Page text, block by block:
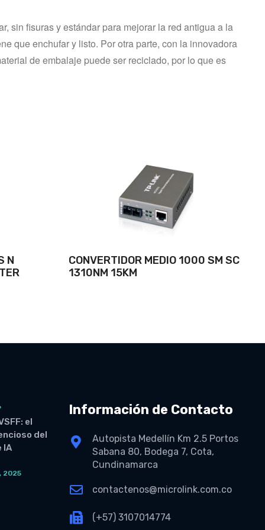
sin fisuras y estándar para mejorar la red antigua a la
que enchufar y listo. Por otra parte, con la innovadora
de embalaje puede ser reciclado, por lo que es
N
CONVERTIDOR MEDIO 1000 SM SC
1310NM 15KM
el
del
IA
2025
Información de Contacto
Autopista Medellín Km 2.5 Portos
Sabana 80, Bodega 7, Cota,
Cundinamarca
contactenos@microlink.com.co
(+57) 3107014774